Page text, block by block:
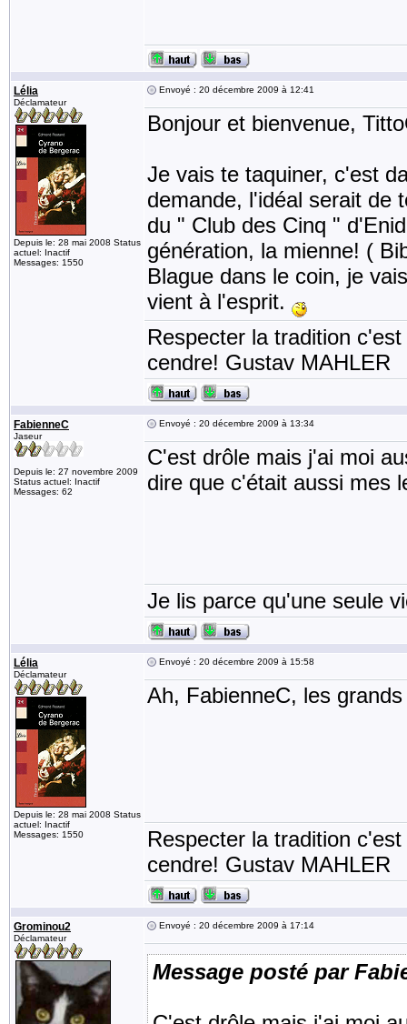
Lélia
Déclamateur
Depuis le: 28 mai 2008 Status
actuel: Inactif
Messages: 1550
Envoyé : 20 décembre 2009 à 12:41
Bonjour et bienvenue,
Je vais te taquiner, c'est
demande, l'idéal serait de
du " Club des Cinq "
génération, la mienne! (
Blague dans le coin, je
vient à l'esprit.
Respecter la tradition
cendre! Gustav MAHLER
FabienneC
Jaseur
Depuis le: 27 novembre 2009
Status actuel: Inactif
Messages: 62
Envoyé : 20 décembre 2009 à 13:34
C'est drôle mais j'ai moi
dire que c'était aussi mes
Je lis parce qu'une seule
Lélia
Déclamateur
Depuis le: 28 mai 2008 Status
actuel: Inactif
Messages: 1550
Envoyé : 20 décembre 2009 à 15:58
Ah, FabienneC, les
Respecter la tradition
cendre! Gustav MAHLER
Grominou2
Déclamateur
Envoyé : 20 décembre 2009 à 17:14
Message posté par